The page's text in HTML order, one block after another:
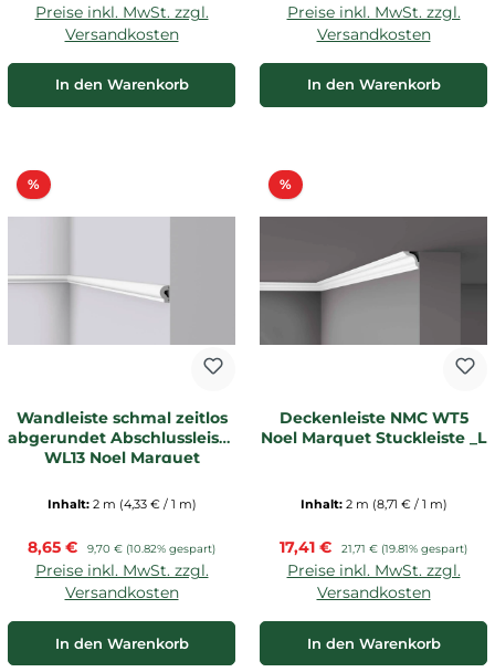
Preise inkl. MwSt. zzgl.
Versandkosten
In den Warenkorb
Preise inkl. MwSt. zzgl.
Versandkosten
In den Warenkorb
%Rabatt
Wandleiste schmal zeitlos
abgerundet Abschlussleiste
WL13 Noel Marquet
Inhalt: 2 m (4,33 € / 1 m)
Verkaufspreis:
8,65 € Regulärer Preis:
9,70 € (10.82% gespart)
Preise inkl. MwSt. zzgl.
Versandkosten
In den Warenkorb
%Rabatt
Deckenleiste NMC WT5
Noel Marquet Stuckleiste _L
Inhalt: 2 m (8,71 € / 1 m)
Verkaufspreis:
17,41 € Regulärer Preis:
21,71 € (19.81% gespart)
Preise inkl. MwSt. zzgl.
Versandkosten
In den Warenkorb